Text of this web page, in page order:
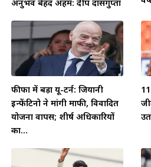
अनुभव बेहद अहम: दीप दासगुप्ता
फीफा में बड़ा यू-टर्न: जियानी
इन्फेंटिनो ने मांगी माफी, विवादित
योजना वापस; शीर्ष अधिकारियों
का...